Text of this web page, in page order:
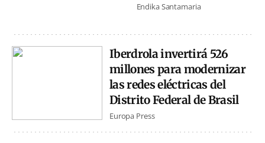
Endika Santamaria
Iberdrola invertirá 526
millones para modernizar
las redes eléctricas del
Distrito Federal de Brasil
Europa Press